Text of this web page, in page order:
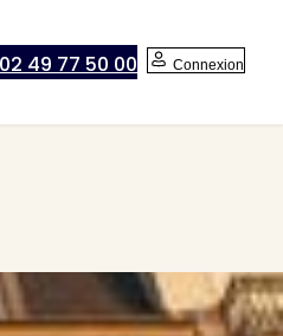
Connexion
02 49 77 50 00